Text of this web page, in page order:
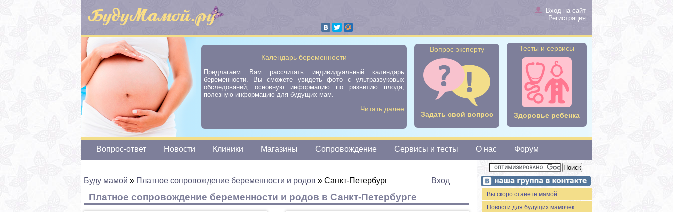
Вход на сайт
Регистрация
Календарь беременности
Предлагаем Вам рассчитать индивидуальный календарь
беременности. Вы сможете увидеть фото с ультразвуковых
обследований, основную информацию по развитию плода,
полезную информацию для будущих мам.
Читать далее
Вопрос эксперту
Задать свой вопрос
Тесты и сервисы
Здоровье ребенка
Вопрос-ответ Новости Клиники Магазины Сопровождение Сервисы и тесты О нас Форум
Буду мамой » Платное сопровождение беременности и родов » Санкт-Петербург Вход
Платное сопровождение беременности и родов в Санкт-Петербурге
Вы скоро станете мамой
Новости для будущих мамочек